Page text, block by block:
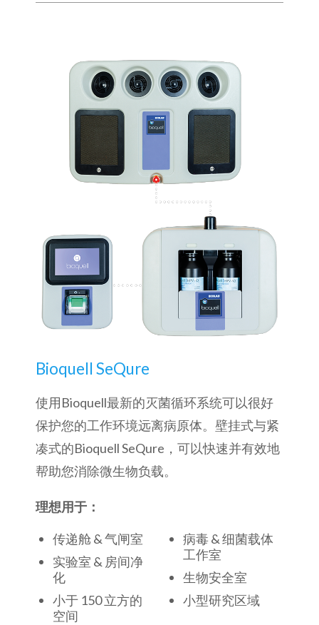
Bioquell SeQure
使用Bioquell最新的灭菌循环系统可以很好
保护您的工作环境远离病原体。壁挂式与紧
凑式的Bioquell SeQure，可以快速并有效地
帮助您消除微生物负载。
理想用于：
传递舱 & 气闸室
实验室 & 房间净
化
小于 150 立方的
空间
病毒 & 细菌载体
工作室
生物安全室
小型研究区域